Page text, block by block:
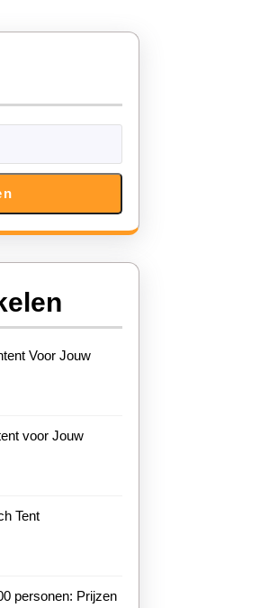
Voor Jouw
voor Jouw
Tent
personen: Prijzen